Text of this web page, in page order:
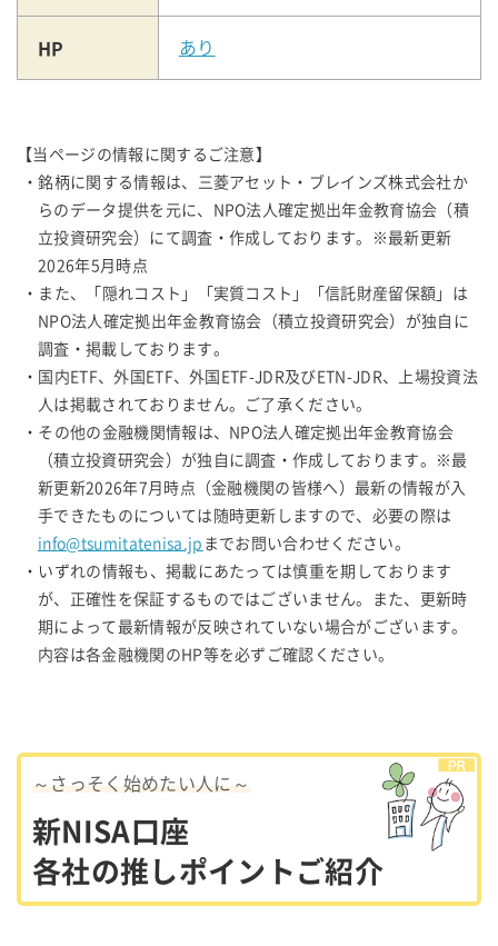
HP あり
【当ページの情報に関するご注意】
・銘柄に関する情報は、三菱アセット・ブレインズ株式会社か
らのデータ提供を元に、NPO法人確定拠出年金教育協会（積
立投資研究会）にて調査・作成しております。※最新更新
2026年5月時点
・また、「隠れコスト」「実質コスト」「信託財産留保額」は
NPO法人確定拠出年金教育協会（積立投資研究会）が独自に
調査・掲載しております。
・国内ETF、外国ETF、外国ETF-JDR及びETN-JDR、上場投資法
人は掲載されておりません。ご了承ください。
・その他の金融機関情報は、NPO法人確定拠出年金教育協会
（積立投資研究会）が独自に調査・作成しております。※最
新更新2026年7月時点（金融機関の皆様へ）最新の情報が入
手できたものについては随時更新しますので、必要の際は
info@tsumitatenisa.jp までお問い合わせください。
・いずれの情報も、掲載にあたっては慎重を期しております
が、正確性を保証するものではございません。また、更新時
期によって最新情報が反映されていない場合がございます。
内容は各金融機関のHP等を必ずご確認ください。
～さっそく始めたい人に～
新NISA口座
各社の推しポイントご紹介